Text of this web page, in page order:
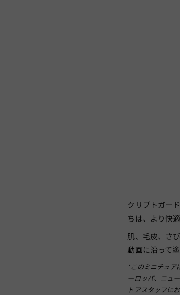
クリプトガー
ちは、より快
肌、毛皮、さ
動画に沿って
*このミニチュア
ーロッパ、ニュ
トアスタッフに